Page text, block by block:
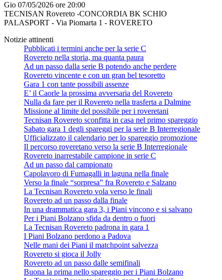
Gio 07/05/2026 ore 20:00
TECNISAN Rovereto -CONCORDIA BK SCHIO
PALASPORT - Via Piomarta 1 - ROVERETO
Notizie attinenti
Pubblicati i termini anche per la serie C
Rovereto nella storia, ma quanta paura
Ad un passo dalla serie B potendo anche perdere
Rovereto vincente e con un gran bel tesoretto
Gara 1 con tante possibili assenze
E’ il Caorle la prossima avversaria del Rovereto
Nulla da fare per il Rovereto nella trasferta a Dalmine
Missione al limite del possibile per i roveretani
Tecnisan Rovereto sconfitta in casa nel primo spareggio
Sabato gara 1 degli spareggi per la serie B Interregionale
Ufficializzato il calendario per lo spareggio promozione
Il percorso roveretano verso la serie B Interregionale
Rovereto inarrestabile campione in serie C
Ad un passo dal campionato
Capolavoro di Fumagalli in laguna nella finale
Verso la finale “sorpresa” fra Rovereto e Salzano
La Tecnisan Rovereto vola verso le finali
Rovereto ad un passo dalla finale
In una drammatica gara 3, i Piani vincono e si salvano
Per i Piani Bolzano sfida da dentro o fuori
La Tecnisan Rovereto padrona in gara 1
I Piani Bolzano perdono a Padova
Nelle mani dei Piani il matchpoint salvezza
Rovereto si gioca il Jolly
Rovereto ad un passo dalle semifinali
Buona la prima nello spareggio per i Piani Bolzano